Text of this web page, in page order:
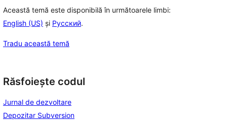
Această temă este disponibilă în următoarele limbi:
English (US) și Русский.
Tradu această temă
Răsfoiește codul
Jurnal de dezvoltare
Depozitar Subversion